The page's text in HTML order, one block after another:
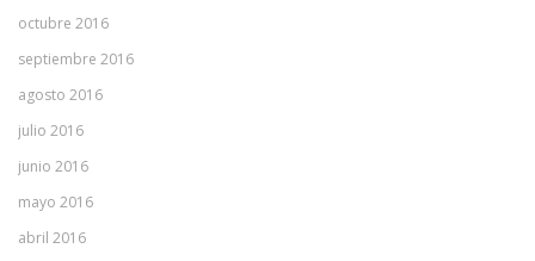
octubre 2016
septiembre 2016
agosto 2016
julio 2016
junio 2016
mayo 2016
abril 2016